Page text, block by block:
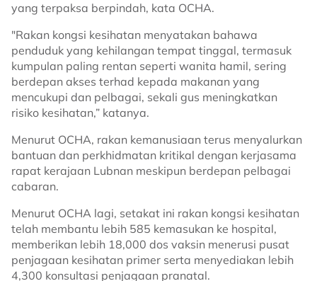
yang terpaksa berpindah, kata OCHA.
"Rakan kongsi kesihatan menyatakan bahawa
penduduk yang kehilangan tempat tinggal, termasuk
kumpulan paling rentan seperti wanita hamil, sering
berdepan akses terhad kepada makanan yang
mencukupi dan pelbagai, sekali gus meningkatkan
risiko kesihatan,” katanya.
Menurut OCHA, rakan kemanusiaan terus menyalurkan
bantuan dan perkhidmatan kritikal dengan kerjasama
rapat kerajaan Lubnan meskipun berdepan pelbagai
cabaran.
Menurut OCHA lagi, setakat ini rakan kongsi kesihatan
telah membantu lebih 585 kemasukan ke hospital,
memberikan lebih 18,000 dos vaksin menerusi pusat
penjagaan kesihatan primer serta menyediakan lebih
4,300 konsultasi penjagaan pranatal.